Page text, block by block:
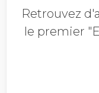
Retrouvez
le premier